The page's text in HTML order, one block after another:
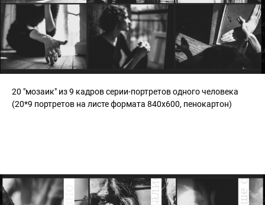
20 "мозаик" из 9 кадров серии-портретов одного человека
(20*9 портретов на листе формата 840x600, пенокартон)